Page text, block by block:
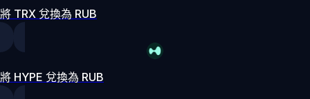
將 TRX 兌換為 RUB
將 HYPE 兌換為 RUB